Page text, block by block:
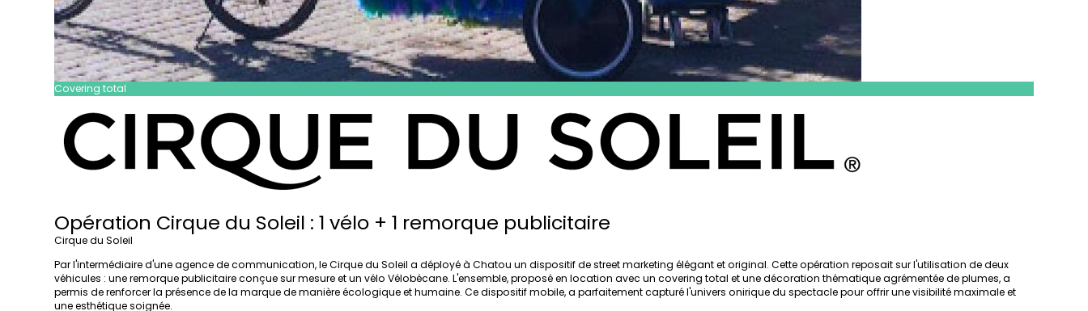
Covering total
Opération Cirque du Soleil : 1 vélo + 1 remorque publicitaire
Cirque du Soleil
Par l'intermédiaire d'une agence de communication, le Cirque du Soleil a déployé à Chatou un dispositif de street marketing élégant et original. Cette opération reposait sur l'utilisation de deux
véhicules : une remorque publicitaire conçue sur mesure et un vélo Vélobécane. L'ensemble, proposé en location avec un covering total et une décoration thématique agrémentée de plumes, a
permis de renforcer la présence de la marque de manière écologique et humaine. Ce dispositif mobile, a parfaitement capturé l'univers onirique du spectacle pour offrir une visibilité maximale et
une esthétique soignée.